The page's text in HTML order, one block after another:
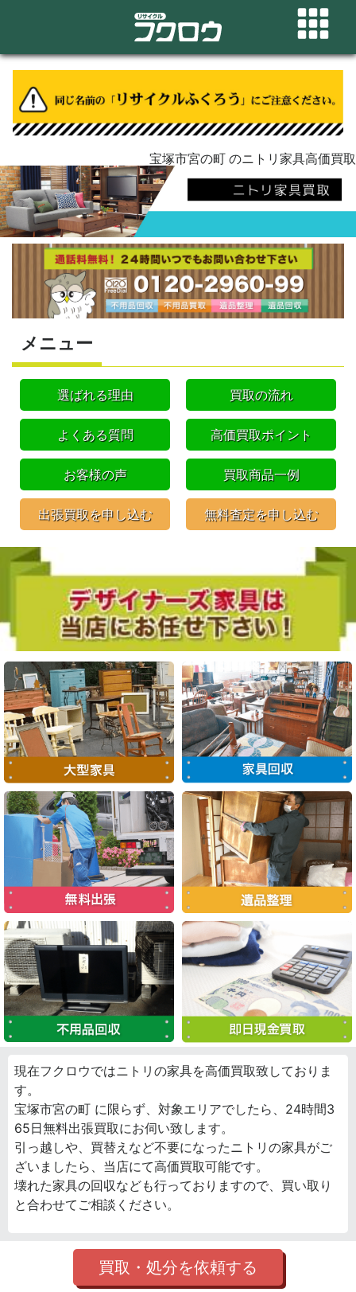
宝塚市宮の町 のニトリ家具高価買取
メニュー
選ばれる理由 買取の流れ
よくある質問 高価買取ポイント
お客様の声 買取商品一例
出張買取を申し込む 無料査定を申し込む
現在フクロウではニトリの家具を高価買取致しておりま
す。
宝塚市宮の町 に限らず、対象エリアでしたら、24時間3
65日無料出張買取にお伺い致します。
引っ越しや、買替えなど不要になったニトリの家具がご
ざいましたら、当店にて高価買取可能です。
壊れた家具の回収なども行っておりますので、買い取り
と合わせてご相談ください。
買取・処分を依頼する